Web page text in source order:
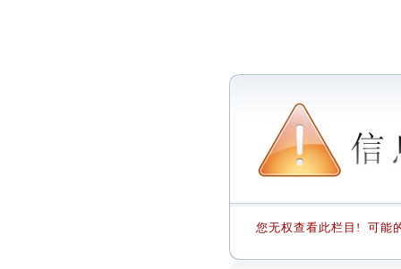
您无权查看此栏目! 可能